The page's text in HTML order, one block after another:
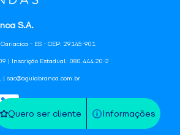
Quero ser cliente Informações
S.A.
- ES - CEP: 29145-901
| Inscrição Estadual: 080.444.20-2
sac@aguiabranca.com.br